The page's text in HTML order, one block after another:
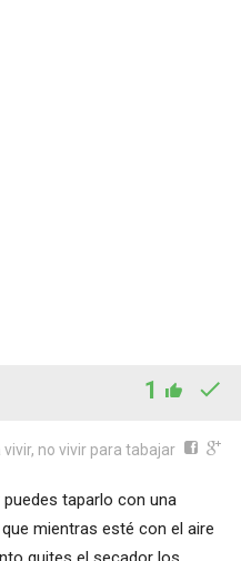
1
vivir, no vivir para tabajar
taparlo con una
mientras esté con el aire